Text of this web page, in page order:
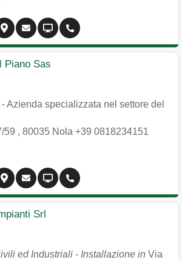
Piano Sas
Azienda specializzata nel settore del
59 , 80035 Nola +39 0818234151
Srl
ed Industriali - Installazione in Via